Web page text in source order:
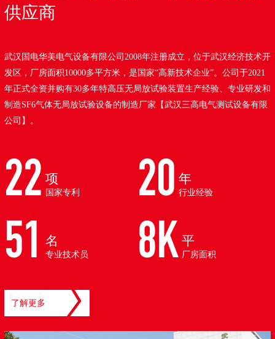
供应商
武汉国电华美电气设备有限公司2008年注册成立，位于武汉经济技术开
发区，厂房面积10000多平方米，是国家“高新技术企业”。公司于2021
年正式全资并购有30多年特高压无局放试验装置生产经验、专业研发和
制造SF6气体无局放试验设备的制造厂家【武汉三高电气测试设备有限
公司】。
22 项
国家专利 20 年
行业经验
51 名
专业技术员 8K 平
厂房面积
了解更多